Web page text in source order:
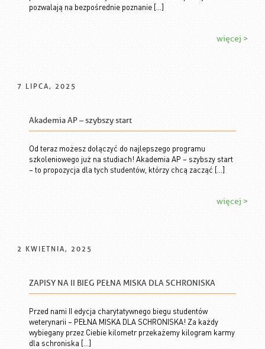
pozwalają na bezpośrednie poznanie […]
więcej >
7 LIPCA, 2025
Akademia AP – szybszy start
Od teraz możesz dołączyć do najlepszego programu
szkoleniowego już na studiach! Akademia AP – szybszy start
– to propozycja dla tych studentów, którzy chcą zacząć […]
więcej >
2 KWIETNIA, 2025
ZAPISY NA II BIEG PEŁNA MISKA DLA SCHRONISKA
Przed nami II edycja charytatywnego biegu studentów
weterynarii – PEŁNA MISKA DLA SCHRONISKA! Za każdy
wybiegany przez Ciebie kilometr przekażemy kilogram karmy
dla schroniska […]